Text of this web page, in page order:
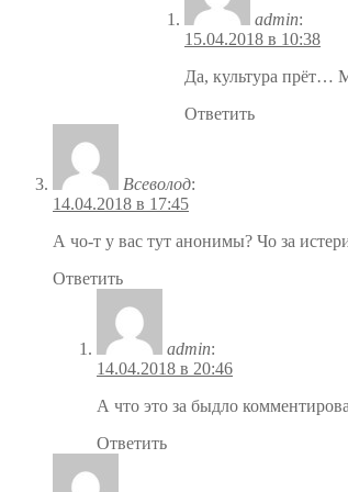
admin:
15.04.2018 в 10:38
Да, культура прёт…
Ответить
Всеволод:
14.04.2018 в 17:45
А чо-т у вас тут анонимы? Чо за
Ответить
admin:
14.04.2018 в 20:46
А что это за быдло
Ответить